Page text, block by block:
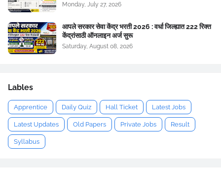
Monday, July 27, 2026
आपले सरकार सेवा केंद्र भरती 2026 : वर्धा जिल्ह्यात 222 रिक्त
केंद्रांसाठी ऑनलाइन अर्ज सुरू
Saturday, August 08, 2026
Lables
Apprentice Daily Quiz Hall Ticket Latest Jobs
Latest Updates Old Papers Private Jobs Result
Syllabus